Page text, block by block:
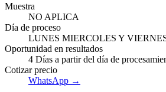
Empresas
Muestra
NO APLICA
Día de proceso
LUNES MIERCOLES Y
Oportunidad en resultados
4 Días a partir del día de
Cotizar precio
WhatsApp →